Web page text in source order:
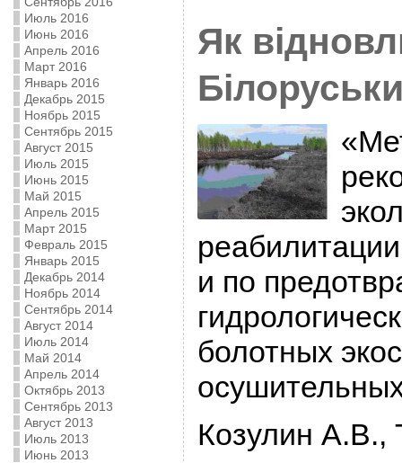
Июль 2016
Июнь 2016
Апрель 2016
Март 2016
Январь 2016
Декабрь 2015
Ноябрь 2015
Сентябрь 2015
Август 2015
Июль 2015
Июнь 2015
Май 2015
Апрель 2015
Март 2015
Февраль 2015
Январь 2015
Декабрь 2014
Ноябрь 2014
Сентябрь 2014
Август 2014
Июль 2014
Май 2014
Апрель 2014
Октябрь 2013
Сентябрь 2013
Август 2013
Июль 2013
Июнь 2013
Як
и по
болотных
Козулин А.В.,